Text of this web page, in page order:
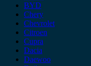
BYD
Chery
Chevrolet
Citroen
Cupra
Dacia
Daewoo